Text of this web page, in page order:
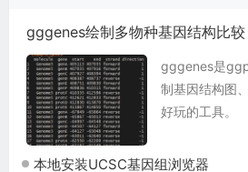
gggenes绘制多物种基因结构比较
gggenes是
制基因结构图
好玩的工具。
种是安装稳定
本地安装UCSC基因组浏览器